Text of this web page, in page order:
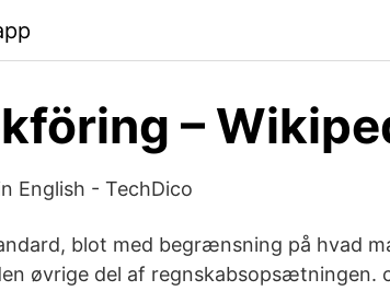
–
English - TechDico
blot med begrænsning på hvad
øvrige del af regnskabsopsætningen.